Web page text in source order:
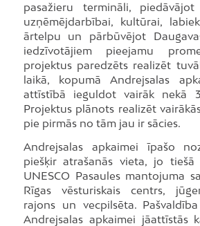
pasažieru termināli,
uzņēmējdarbībai, kultūrai,
ārtelpu un pārbūvējot
iedzīvotājiem pieejamu
projektus paredzēts realizēt
laikā, kopumā Andrejsalas
attīstībā ieguldot vairāk nekā
Projektus plānots realizēt
pie pirmās no tām jau ir sācies.
Andrejsalas apkaimei īpašo
piešķir atrašanās vieta, jo
UNESCO Pasaules mantojuma
Rīgas vēsturiskais centrs,
rajons un vecpilsēta.
Andrejsalas apkaimei jāattīstās